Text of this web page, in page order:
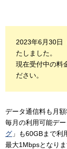
2023年6月30日
たしました。
現在受付中の料
ださい。
データ通信料も月
毎月の利用可能デ
グ 」も60GBまで
最大1Mbpsとなりま